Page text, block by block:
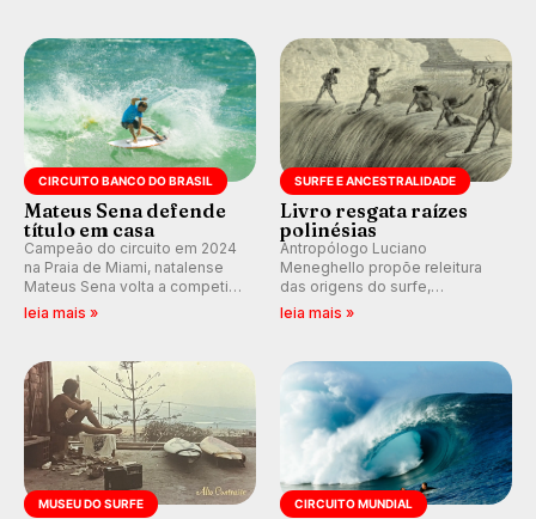
etapas da WSL.
km/h em Itanhaém.
CIRCUITO BANCO DO BRASIL
Mateus Sena defende
título em casa
Campeão do circuito em 2024
na Praia de Miami, natalense
Mateus Sena volta a competir
em casa em busca de manter a
leia mais »
SURFE E ANCESTRALIDADE
Livro resgata raízes
polinésias
Antropólogo Luciano
Meneghello propõe releitura
das origens do surfe,
resgatando a cultura polinésia
prática em esporte e indústria.
leia mais »
MUSEU DO SURFE CIRCUITO MUNDIAL